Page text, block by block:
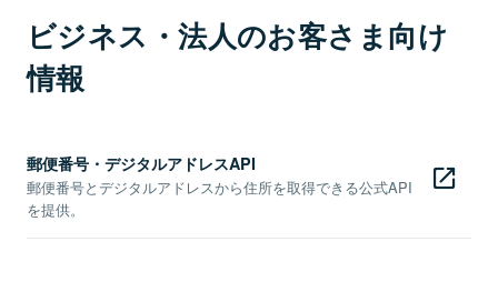
ビジネス・法人のお客さま向け
情報
郵便番号・デジタルアドレスAPI
郵便番号とデジタルアドレスから住所を取得できる公式API
を提供。